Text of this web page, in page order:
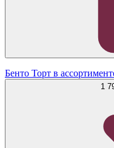
Бенто Торт в
1